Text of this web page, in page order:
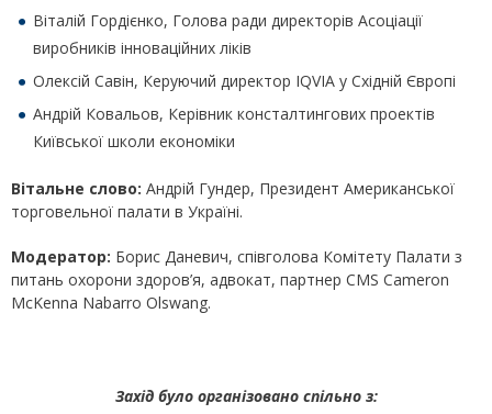
Віталій Гордієнко, Голова ради директорів Асоціації
виробників інноваційних ліків
Олексій Савін, Керуючий директор IQVIA у Східній Європі
Андрій Ковальов, Керівник консталтингових проектів
Київської школи економіки
Вітальне слово: Андрій Гундер, Президент Американської
торговельної палати в Україні.
Модератор: Борис Даневич, співголова Комітету Палати з
питань охорони здоров’я, адвокат, партнер CMS Cameron
McKenna Nabarro Olswang.
Захід було організовано спільно з: